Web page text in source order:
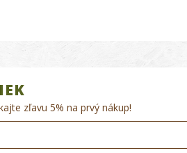
zľavu 5% na prvý nákup!